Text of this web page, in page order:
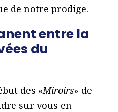
de notre prodige.
entre la
du
des «Miroirs» de
sur vous en